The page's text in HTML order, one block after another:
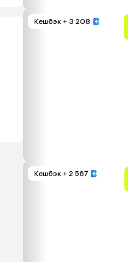
Кешбэк + 3 208
Кешбэк + 2 567